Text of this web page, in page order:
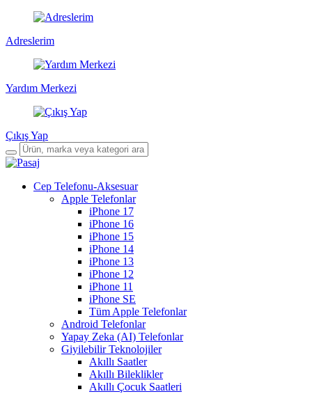
Adreslerim
Yardım Merkezi
Çıkış Yap
Cep Telefonu-Aksesuar
Apple Telefonlar
iPhone 17
iPhone 16
iPhone 15
iPhone 14
iPhone 13
iPhone 12
iPhone 11
iPhone SE
Tüm Apple Telefonlar
Android Telefonlar
Yapay Zeka (AI) Telefonlar
Giyilebilir Teknolojiler
Akıllı Saatler
Akıllı Bileklikler
Akıllı Çocuk Saatleri